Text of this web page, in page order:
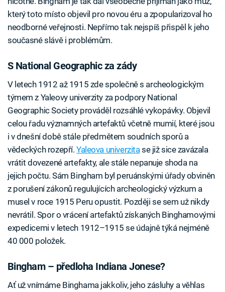
který toto místo objevil pro novou éru a zpopularizoval ho
neodborné veřejnosti. Nepřímo tak nejspíš přispěl k jeho
současné slávě i problémům.
S National Geographic za zády
V letech 1912 až 1915 zde společně s archeologickým
týmem z Yaleovy univerzity za podpory National
Geographic Society prováděl rozsáhlé vykopávky. Objevil
celou řadu významných artefaktů včetně mumií, které jsou
i v dnešní době stále předmětem soudních sporů a
vědeckých rozepří. Yaleova univerzitase již sice zavázala
vrátit dovezené artefakty, ale stále nepanuje shoda na
jejich počtu. Sám Bingham byl peruánskými úřady obviněn
z porušení zákonů regulujících archeologický výzkum a
musel v roce 1915 Peru opustit. Později se sem už nikdy
nevrátil. Spor o vrácení artefaktů získaných Binghamovými
expedicemi v letech 1912–1915 se údajně týká nejméně
40 000 položek.
Bingham – předloha Indiana Jonese?
Ať už vnímáme Binghama jakkoliv, jeho zásluhy a věhlas